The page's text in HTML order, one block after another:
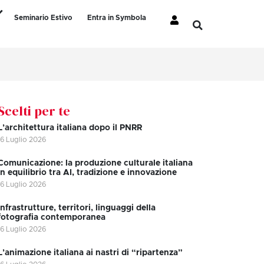
Seminario Estivo
Entra in Symbola
per te
L’architettura italiana dopo il PNRR
Luglio 2026
la produzione culturale italiana
equilibrio tra AI, tradizione e innovazione
Luglio 2026
Infrastrutture, territori, linguaggi della
contemporanea
Luglio 2026
L’animazione italiana ai nastri di “ripartenza”